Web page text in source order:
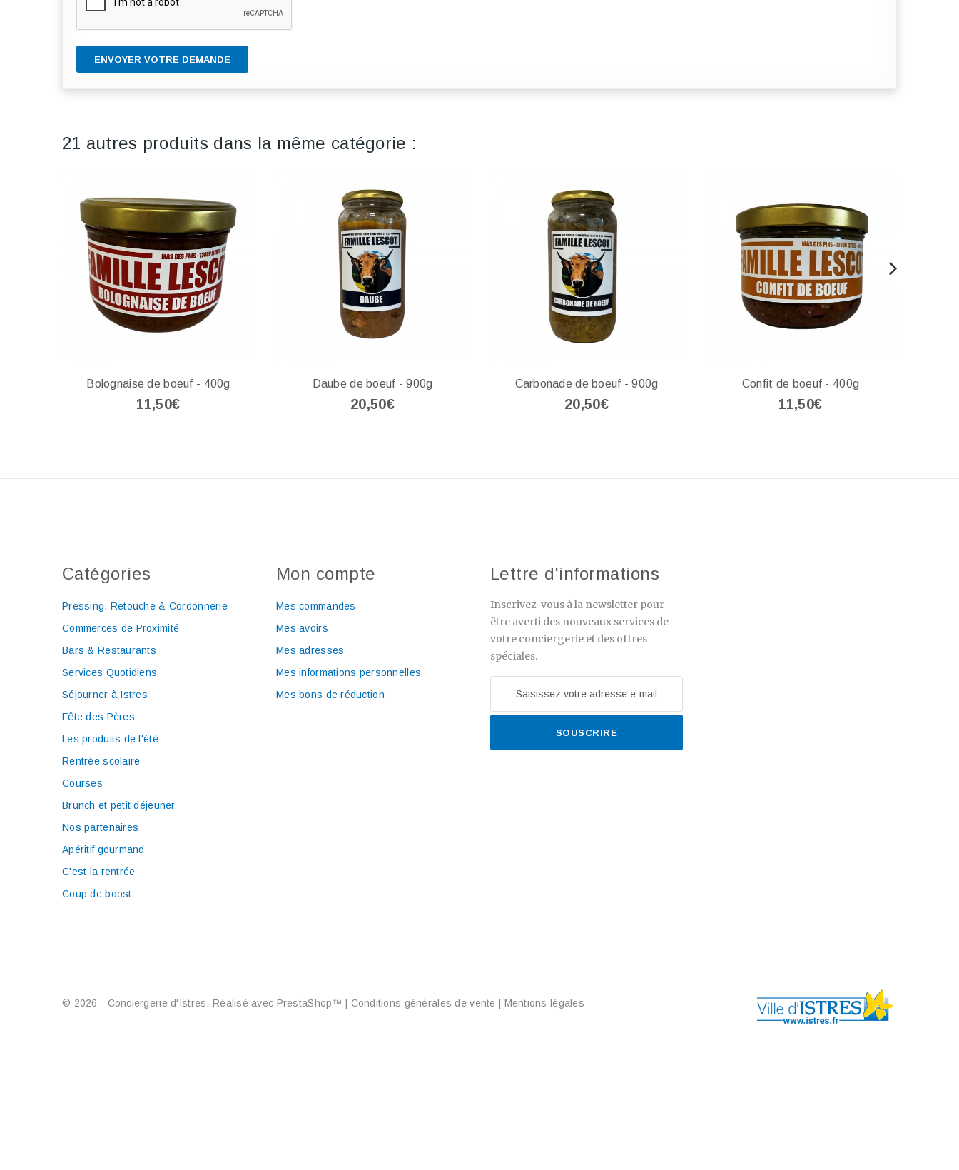
ENVOYER VOTRE DEMANDE
21 autres produits dans la même catégorie :
Bolognaise de boeuf - 400g
11,50€
Daube de boeuf - 900g
20,50€
Carbonade de boeuf - 900g
20,50€
Confit de boeuf - 400g
11,50€
Catégories
Pressing, Retouche & Cordonnerie
Commerces de Proximité
Bars & Restaurants
Services Quotidiens
Séjourner à Istres
Fête des Pères
Les produits de l'été
Rentrée scolaire
Courses
Brunch et petit déjeuner
Nos partenaires
Apéritif gourmand
C'est la rentrée
Coup de boost
Mon compte
Mes commandes
Mes avoirs
Mes adresses
Mes informations personnelles
Mes bons de réduction
Lettre d'informations
Inscrivez-vous à la newsletter pour
être averti des nouveaux services de
votre conciergerie et des offres
spéciales.
SOUSCRIRE
© 2026 - Conciergerie d'Istres. Réalisé avec PrestaShop™ Conditions générales de vente Mentions légales